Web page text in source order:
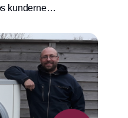
kunderne,
kun i
skal